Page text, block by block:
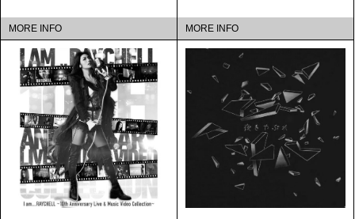
MORE INFO MORE INFO